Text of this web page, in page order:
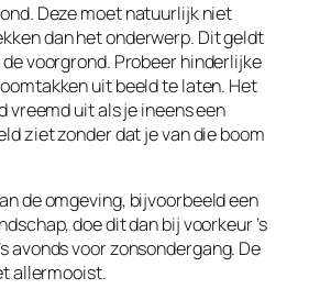
Deze moet natuurlijk niet
dan het onderwerp. Dit geldt
voorgrond. Probeer hinderlijke
uit beeld te laten. Het
vreemd uit als je ineens een
ziet zonder dat je van die boom
de omgeving, bijvoorbeeld een
doe dit dan bij voorkeur ’s
avonds voor zonsondergang. De
allermooist.